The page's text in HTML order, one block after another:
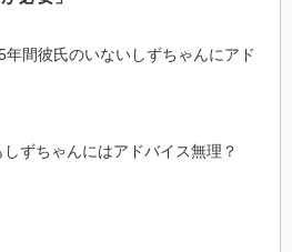
間彼氏のいないしずちゃんにアド
ずちゃんにはアドバイス無理？